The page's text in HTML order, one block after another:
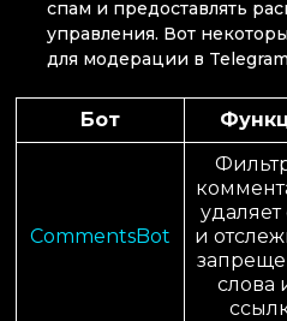
спам и предоставлять
управления. Вот
для модерации в
Бот
CommentsBot
удаляет
и
слова